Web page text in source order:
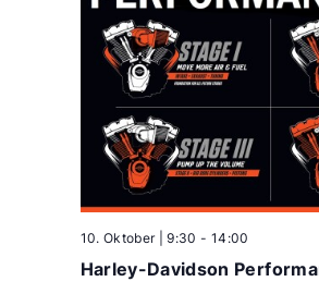
Harley-Davidson
10. Oktober | 9:30 - 14:00